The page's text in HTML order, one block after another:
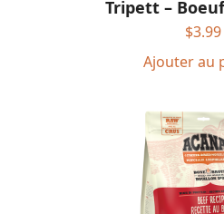
Tripett –
$3.99
Ajouter au